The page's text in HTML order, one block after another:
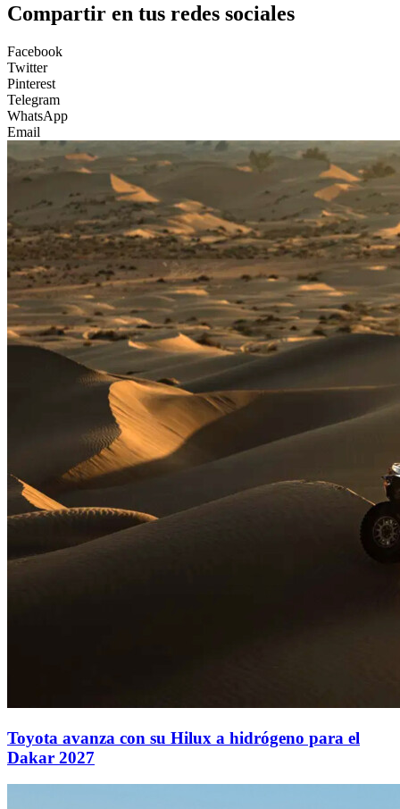
Compartir en tus redes sociales
Facebook
Twitter
Pinterest
Telegram
WhatsApp
Email
Toyota avanza con su Hilux a hidrógeno para el
Dakar 2027